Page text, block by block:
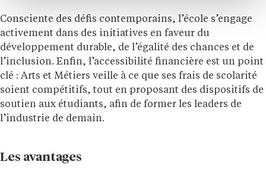
Consciente des défis contemporains, l’école s’engage
activement dans des initiatives en faveur du
développement durable, de l’égalité des chances et de
l’inclusion. Enfin, l’accessibilité financière est un point
clé : Arts et Métiers veille à ce que ses frais de scolarité
soient compétitifs, tout en proposant des dispositifs de
soutien aux étudiants, afin de former les leaders de
l’industrie de demain.
Les avantages